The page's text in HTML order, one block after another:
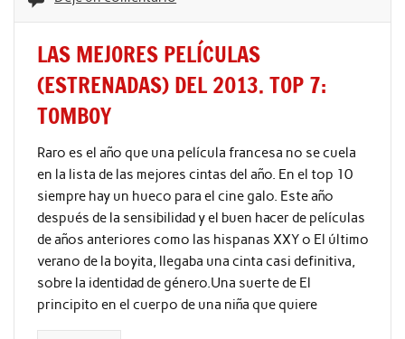
LAS MEJORES PELÍCULAS
(ESTRENADAS) DEL 2013. TOP 7:
TOMBOY
Raro es el año que una película francesa no se cuela
en la lista de las mejores cintas del año. En el top 10
siempre hay un hueco para el cine galo. Este año
después de la sensibilidad y el buen hacer de películas
de años anteriores como las hispanas XXY o El último
verano de la boyita, llegaba una cinta casi definitiva,
sobre la identidad de género.Una suerte de El
principito en el cuerpo de una niña que quiere